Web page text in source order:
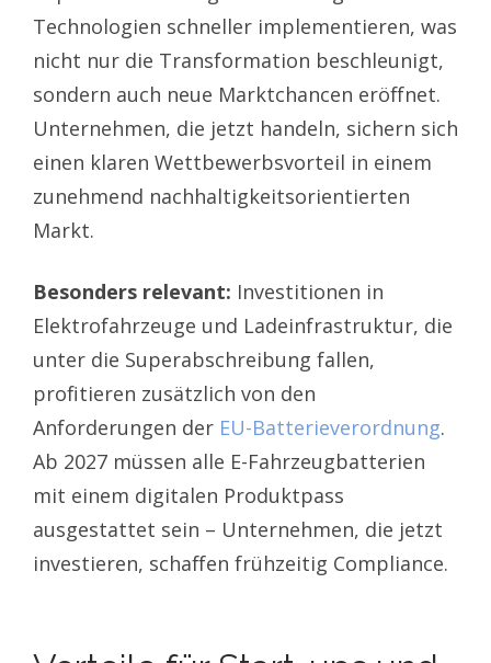
Technologien schneller implementieren, was
nicht nur die Transformation beschleunigt,
sondern auch neue Marktchancen eröffnet.
Unternehmen, die jetzt handeln, sichern sich
einen klaren Wettbewerbsvorteil in einem
zunehmend nachhaltigkeitsorientierten
Markt.
Besonders relevant: Investitionen in
Elektrofahrzeuge und Ladeinfrastruktur, die
unter die Superabschreibung fallen,
profitieren zusätzlich von den
Anforderungen der EU-Batterieverordnung.
Ab 2027 müssen alle E-Fahrzeugbatterien
mit einem digitalen Produktpass
ausgestattet sein – Unternehmen, die jetzt
investieren, schaffen frühzeitig Compliance.